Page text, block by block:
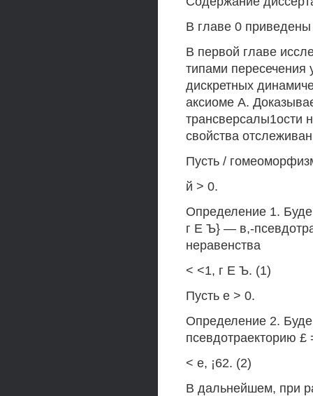
В главе 0
В первой главе
типами пересечения
дискретных
аксиоме А.
трансверсалы1ости
свойства
Пусть /
й > 0.
Определение 1.
г Е Ъ} — в,-
неравенства
< <1, г Е Ъ. (1)
Пусть е > 0.
Определение 2.
псевдотраекторию
< е, ¡62. (2)
В дальнейшем, при